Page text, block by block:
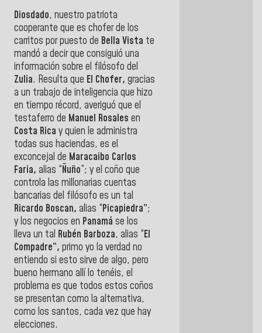
Diosdado, nuestro patriota
cooperante que es chofer de los
carritos por puesto de Bella Vista te
mandó a decir que consiguió una
información sobre el filósofo del
Zulia. Resulta que El Chofer, gracias
a un trabajo de inteligencia que hizo
en tiempo récord, averiguó que el
testaferro de Manuel Rosales en
Costa Rica y quien le administra
todas sus haciendas, es el
exconcejal de Maracaibo Carlos
Faria, alias “Ñuño”; y el coño que
controla las millonarias cuentas
bancarias del filósofo es un tal
Ricardo Boscan, alias “Picapiedra”;
y los negocios en Panamá se los
lleva un tal Rubén Barboza, alias “El
Compadre”, primo yo la verdad no
entiendo si esto sirve de algo, pero
bueno hermano allí lo tenéis, el
problema es que todos estos coños
se presentan como la alternativa,
como los santos, cada vez que hay
elecciones.